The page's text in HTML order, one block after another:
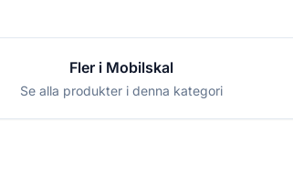
Fler i Mobilskal
Se alla produkter i denna kategori